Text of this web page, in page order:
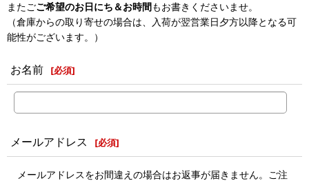
またごご希望のお日にち＆お時間もお書きくださいませ。
（倉庫からの取り寄せの場合は、入荷が翌営業日夕方以降となる可
能性がございます。）
お名前 [必須]
メールアドレス [必須]
メールアドレスをお間違えの場合はお返事が届きません。ご注